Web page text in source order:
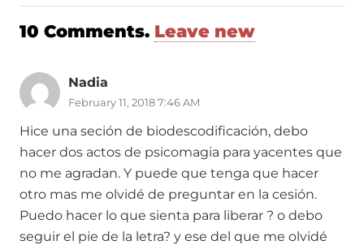
10 Comments. Leave new
Nadia
February 11, 2018 7:46 AM
Hice una seción de biodescodificación, debo
hacer dos actos de psicomagia para yacentes que
no me agradan. Y puede que tenga que hacer
otro mas me olvidé de preguntar en la cesión.
Puedo hacer lo que sienta para liberar ? o debo
seguir el pie de la letra? y ese del que me olvidé